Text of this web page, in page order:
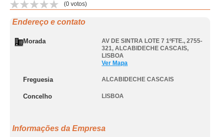
(0 votos)
Endereço e contato
Morada
AV DE SINTRA LOTE 7 1ºFTE., 2755-
321, ALCABIDECHE CASCAIS,
LISBOA
Ver Mapa
Freguesia ALCABIDECHE CASCAIS
Concelho LISBOA
Informações da Empresa